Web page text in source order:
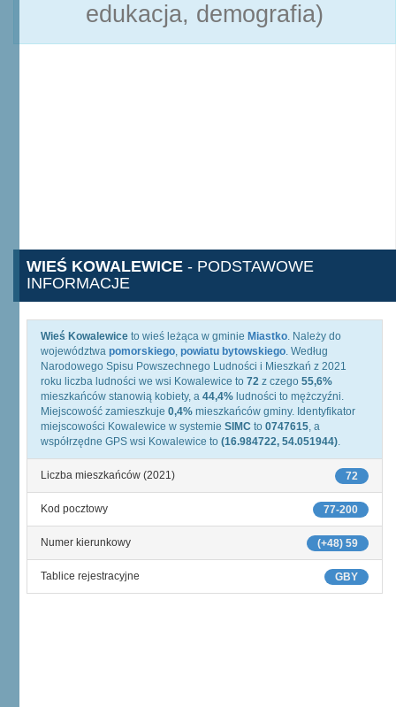
edukacja, demografia)
WIEŚ KOWALEWICE - PODSTAWOWE
INFORMACJE
Wieś Kowalewice to wieś leżąca w gminie Miastko. Należy do
województwa pomorskiego, powiatu bytowskiego. Według
Narodowego Spisu Powszechnego Ludności i Mieszkań z 2021
roku liczba ludności we wsi Kowalewice to 72 z czego 55,6%
mieszkańców stanowią kobiety, a 44,4% ludności to mężczyźni.
Miejscowość zamieszkuje 0,4% mieszkańców gminy. Identyfikator
miejscowości Kowalewice w systemie SIMC to 0747615, a
współrzędne GPS wsi Kowalewice to (16.984722, 54.051944).
72
Liczba mieszkańców (2021)
77-200
Kod pocztowy
(+48) 59
Numer kierunkowy
GBY
Tablice rejestracyjne